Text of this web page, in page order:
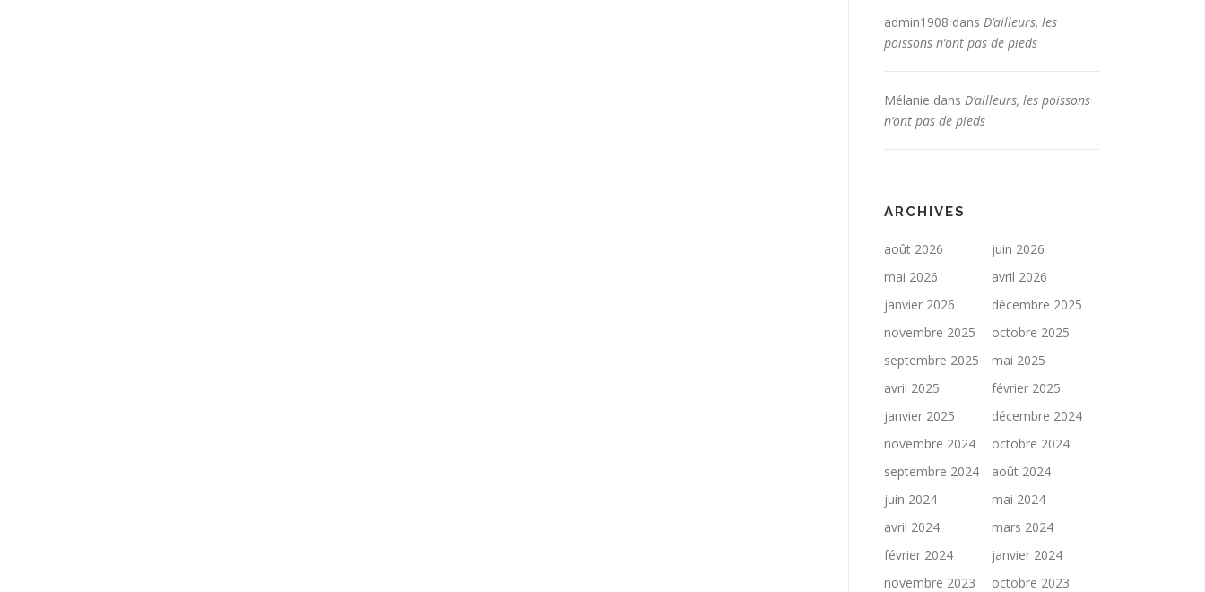
admin1908 dans D’ailleurs, les
poissons n’ont pas de pieds
Mélanie dans D’ailleurs, les poissons
n’ont pas de pieds
ARCHIVES
août 2026
juin 2026
mai 2026
avril 2026
janvier 2026
décembre 2025
novembre 2025
octobre 2025
septembre 2025
mai 2025
avril 2025
février 2025
janvier 2025
décembre 2024
novembre 2024
octobre 2024
septembre 2024
août 2024
juin 2024
mai 2024
avril 2024
mars 2024
février 2024
janvier 2024
novembre 2023
octobre 2023